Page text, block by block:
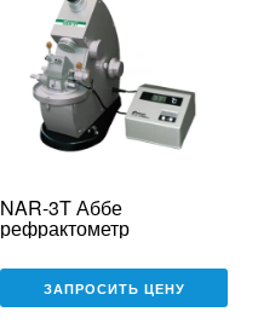
NAR-3T Аббе
рефрактометр
ЗАПРОСИТЬ ЦЕНУ